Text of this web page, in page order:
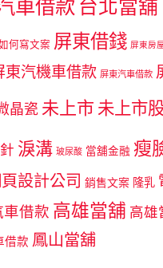
車借款 台北當舖
何寫文案 屏東借錢 屏東房
東汽機車借款 屏東汽車借款
晶瓷 未上市 未上市
淚溝 玻尿酸 當舖金融 瘦
設計公司 銷售文案 隆乳
車借款 高雄當舖 高雄
借款 鳳山當舖